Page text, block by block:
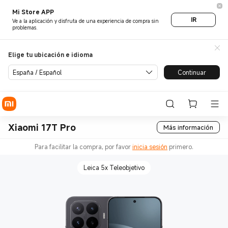
Mi Store APP
Ve a la aplicación y disfruta de una experiencia de compra sin
problemas.
IR
Elige tu ubicación e idioma
España / Español Continuar
Xiaomi 17T Pro Más información
Para facilitar la compra, por favorinicia sesión primero.
Leica 5x Teleobjetivo